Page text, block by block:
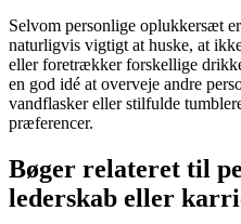
Selvom personlige oplukkersæt
naturligvis vigtigt at huske, at
eller foretrækker forskellige
en god idé at overveje andre
vandflasker eller stilfulde
præferencer.
Bøger relateret til
lederskab eller